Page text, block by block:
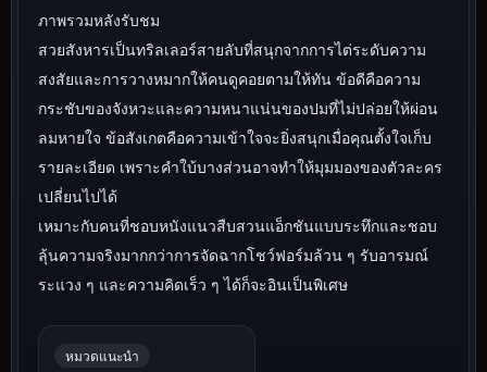
ภาพรวมหลังรับชม
สวยสังหารเป็นทริลเลอร์สายลับที่สนุกจากการไต่ระดับความ
สงสัยและการวางหมากให้คนดูคอยตามให้ทัน ข้อดีคือความ
กระชับของจังหวะและความหนาแน่นของปมที่ไม่ปล่อยให้ผ่อน
ลมหายใจ ข้อสังเกตคือความเข้าใจจะยิ่งสนุกเมื่อคุณตั้งใจเก็บ
รายละเอียด เพราะคำใบ้บางส่วนอาจทำให้มุมมองของตัวละคร
เปลี่ยนไปได้
เหมาะกับคนที่ชอบหนังแนวสืบสวนแอ็กชันแบบระทึกและชอบ
ลุ้นความจริงมากกว่าการจัดฉากโชว์ฟอร์มล้วน ๆ รับอารมณ์
ระแวง ๆ และความคิดเร็ว ๆ ได้ก็จะอินเป็นพิเศษ
หมวดแนะนำ